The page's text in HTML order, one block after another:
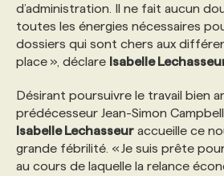
NOS AUTEUR‧RICES
POURQUOI CHOISIR NOS
NOS TARIFS
PROGRAMMES DE
FAQ
ANNONCEZ AVEC NOUS
d’administration. Il ne fait aucun
toutes les énergies nécessaires
dossiers qui sont chers aux
place », déclare Isabelle
Désirant poursuivre le travail bien
prédécesseur Jean-Simon Campbell,
Isabelle Lechasseur accueille ce
grande fébrilité. « Je suis prête
au cours de laquelle la relance